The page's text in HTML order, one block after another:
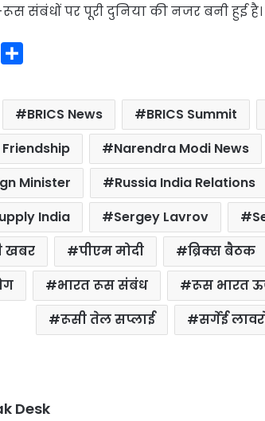
संबंधों पर पूरी दुनिया की नजर बनी हुई है।
a
r
e
BRICS News BRICS Summit
Narendra Modi News
Minister
Russia India Relations
India
Sergey Lavrov
खबर
पीएम मोदी ब्रिक्स बैठक
भारत रूस संबंध रूस भारत
रूसी तेल सप्लाई
सर्गेई
Desk